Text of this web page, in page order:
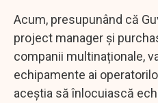
Acum, presupunând că
project manager și
companii multinaționale,
echipamente ai
aceștia să înlocuiască